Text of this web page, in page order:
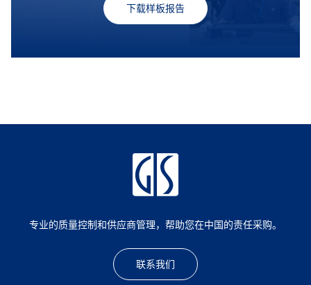
下载样板报告
专业的质量控制和供应商管理，帮助您在中国的责任采购。
联系我们